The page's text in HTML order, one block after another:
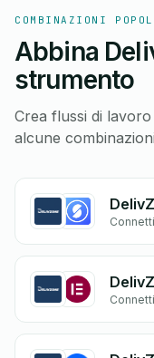
COMBINAZIONI
Abbina
strumento
Crea flussi di
alcune